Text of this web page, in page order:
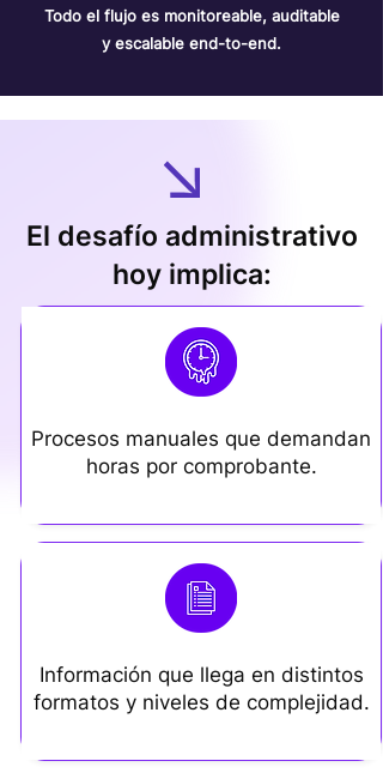
Todo el flujo es monitoreable, auditable
y escalable end-to-end.
El desafío administrativo
hoy implica:
Procesos manuales que demandan
horas por comprobante.
Información que llega en distintos
formatos y niveles de complejidad.